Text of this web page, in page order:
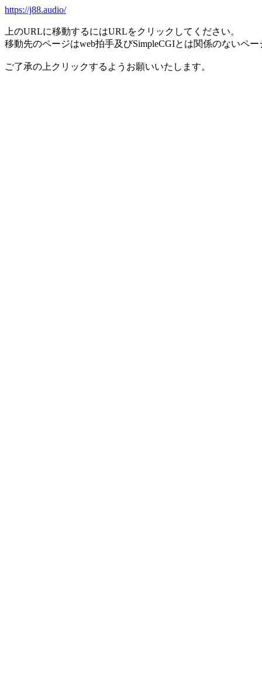
https://j88.audio/
上のURLに移動するにはURLをクリックしてください。
移動先のページはweb拍手及びSimpleCGIとは関係のないペ
ご了承の上クリックするようお願いいたします。